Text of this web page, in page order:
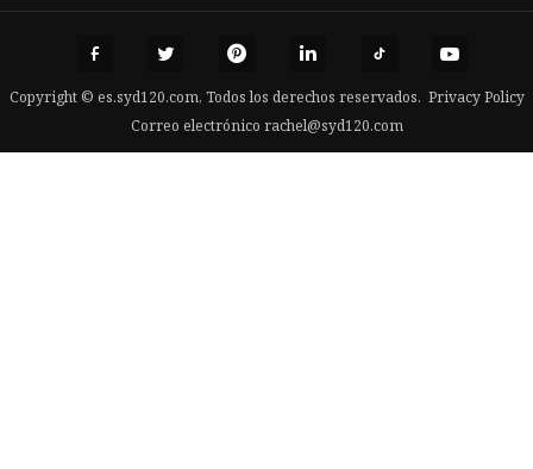
Copyright © es.syd120.com, Todos los derechos reservados. Privacy Policy
Correo electrónico rachel@syd120.com